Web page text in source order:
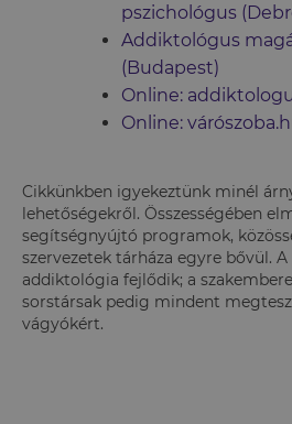
pszichológus
Addiktológus
(Budapest)
Online:
Online:
Cikkünkben igyekeztünk minél
lehetőségekről. Összességében
segítségnyújtó programok,
szervezetek tárháza egyre bővül.
addiktológia fejlődik; a
sorstársak pedig mindent
vágyókért.